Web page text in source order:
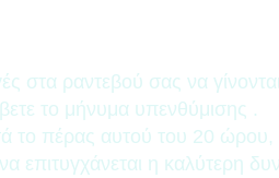
στα ραντεβού σας να
το μήνυμα υπενθύμισης .
το πέρας αυτού του 20
επιτυγχάνεται η καλύτερη